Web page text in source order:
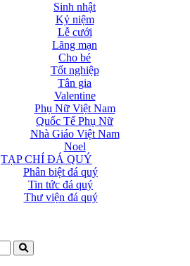
Sinh nhật
Kỷ niệm
Lễ cưới
Lãng mạn
Cho bé
Tốt nghiệp
Tân gia
Valentine
Phụ Nữ Việt Nam
Quốc Tế Phụ Nữ
Nhà Giáo Việt Nam
Noel
TẠP CHÍ ĐÁ QUÝ
Phân biệt đá quý
Tin tức đá quý
Thư viện đá quý